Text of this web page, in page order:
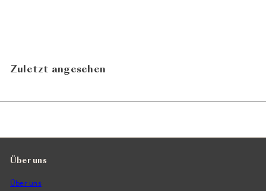
Zuletzt angesehen
Über uns
Über uns